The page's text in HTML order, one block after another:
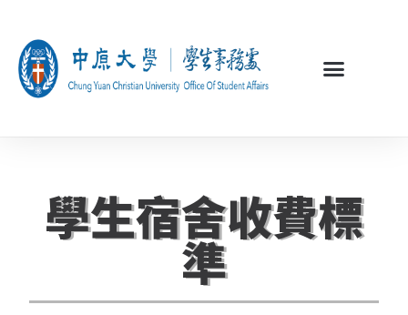
學生宿舍收費標
準